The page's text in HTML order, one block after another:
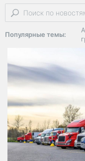
Популярные темы: